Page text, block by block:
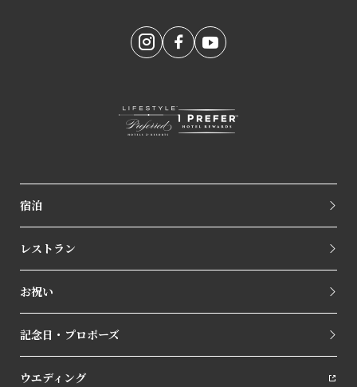
宿泊
レストラン
お祝い
記念日・プロポーズ
ウエディング